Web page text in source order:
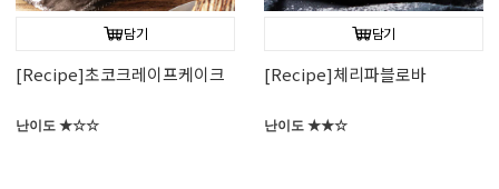
담기
[Recipe]초코크레이프케이크
난이도 ★☆☆
담기
[Recipe]체리파블로바
난이도 ★★☆